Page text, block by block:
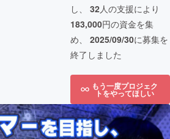
し、 32人の支援により
183,000円の資金を集
め、 2025/09/30に募集を
終了しました
もう一度プロジェク
トをやってほしい